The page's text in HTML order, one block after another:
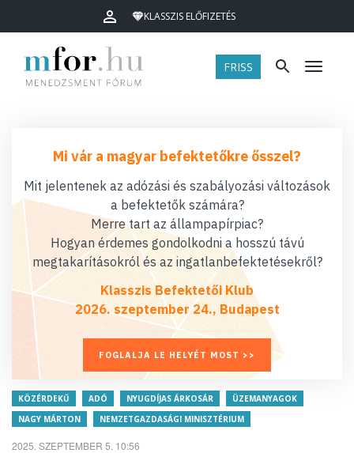
KLASSZIS ELŐFIZETÉS
FRISS Menü
Mi vár a magyar befektetőkre ősszel?
Mit jelentenek az adózási és szabályozási változások
a befektetők számára?
Merre tart az állampapírpiac?
Hogyan érdemes gondolkodni a hosszú távú
megtakarításokról és az ingatlanbefektetésekről?
Klasszis Befektetői Klub
2026. szeptember 24., Budapest
FOGLALJA LE HELYÉT MOST >>
KÖZÉRDEKŰ ADÓ NYUGDÍJAS ÁRKOSÁR
ÜZEMANYAGOK
NAGY MÁRTON
NEMZETGAZDASÁGI MINISZTÉRIUM
2025. SZEPTEMBER 5. 10:56